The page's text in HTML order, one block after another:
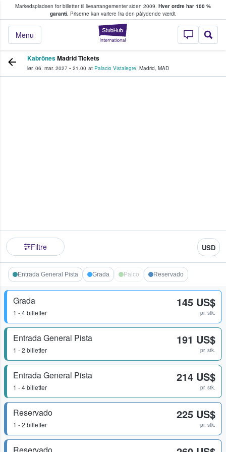
Markedspladsen for billetter til livearrangementer siden 2009. Hver ordre har 100 %
garanti.Priserne kan variere fra den pålydende værdi.
StubHub - Hvor
Menu
køber og sælger billetter
KabrönesMadrid Tickets
lør. 06. mar. 2027 • 21.00 at Palacio Vistalegre, Madrid, MAD
Filtre USD
Entrada General Pista Grada Palco Reservado
Grada
1 - 4 billetter
145 US$
pr. stk.
Entrada General Pista
1 - 2 billetter
191 US$
pr. stk.
Entrada General Pista
1 - 4 billetter
214 US$
pr. stk.
Reservado
1 - 2 billetter
225 US$
pr. stk.